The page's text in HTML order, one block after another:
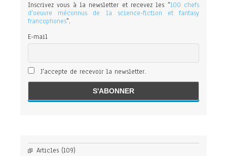
Inscrivez vous à la newsletter et recevez les "100 chefs
d'oeuvre méconnus de la science-fiction et fantasy
francophones".
E-mail
J'accepte de recevoir la newsletter.
Articles (109)